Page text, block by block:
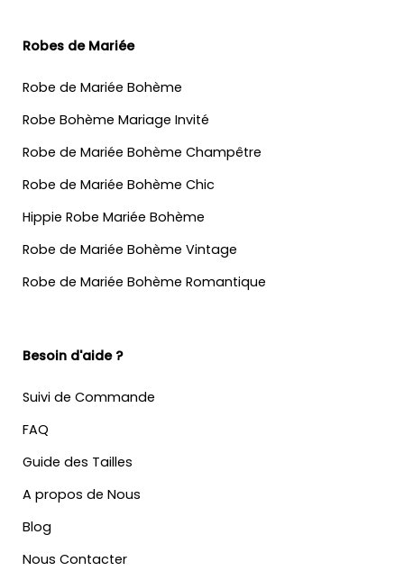
Robes de Mariée
Robe de Mariée Bohème
Robe Bohème Mariage Invité
Robe de Mariée Bohème Champêtre
Robe de Mariée Bohème Chic
Hippie Robe Mariée Bohème
Robe de Mariée Bohème Vintage
Robe de Mariée Bohème Romantique
Besoin d'aide ?
Suivi de Commande
FAQ
Guide des Tailles
A propos de Nous
Blog
Nous Contacter